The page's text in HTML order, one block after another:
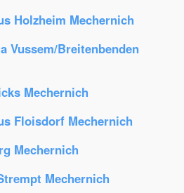
Holzheim Mechernich
Vussem/Breitenbenden
Mechernich
Floisdorf Mechernich
Mechernich
Mechernich